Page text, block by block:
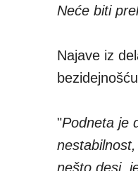
Neće biti
Najave iz
"Podneta je
nešto desi,